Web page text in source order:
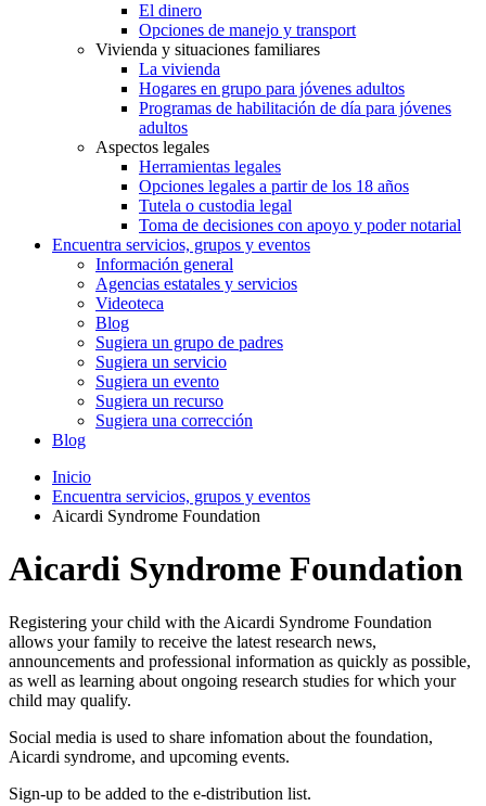
El dinero
Opciones de manejo y transport
Vivienda y situaciones familiares
La vivienda
Hogares en grupo para jóvenes adultos
Programas de habilitación de día para jóvenes
adultos
Aspectos legales
Herramientas legales
Opciones legales a partir de los 18 años
Tutela o custodia legal
Toma de decisiones con apoyo y poder notarial
Encuentra servicios, grupos y eventos
Información general
Agencias estatales y servicios
Videoteca
Blog
Sugiera un grupo de padres
Sugiera un servicio
Sugiera un evento
Sugiera un recurso
Sugiera una corrección
Blog
Inicio
Encuentra servicios, grupos y eventos
Aicardi Syndrome Foundation
Aicardi Syndrome Foundation
Registering your child with the Aicardi Syndrome Foundation
allows your family to receive the latest research news,
announcements and professional information as quickly as possible,
as well as learning about ongoing research studies for which your
child may qualify.
Social media is used to share infomation about the foundation,
Aicardi syndrome, and upcoming events.
Sign-up to be added to the e-distribution list.